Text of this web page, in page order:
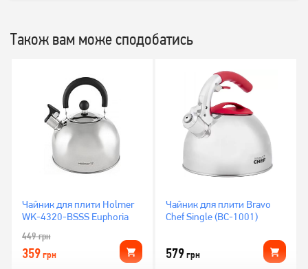
Також вам може сподобатись
Чайник для плити Holmer
WK-4320-BSSS Euphoria
449грн
359грн
Чайник для плити Bravo
Chef Single (BC-1001)
579грн